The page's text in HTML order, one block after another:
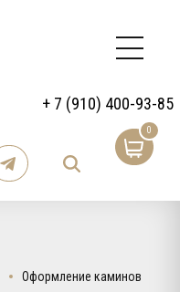
+ 7 (910) 400-93-85
0
Оформление каминов